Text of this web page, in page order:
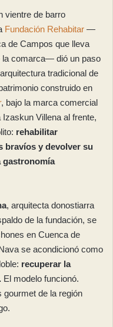
vientre de barro
Fundación Rehabitar —
de Campos que lleva
la comarca— dió un paso
tradicional de
construido en
, bajo la marca comercial
Villena al frente,
rehabilitar
bravíos y devolver su
gastronomía
, arquitecta donostiarra
de la fundación, se
en Cuenca de
se acondicionó como
recuperar la
El modelo funcionó.
gourmet de la región